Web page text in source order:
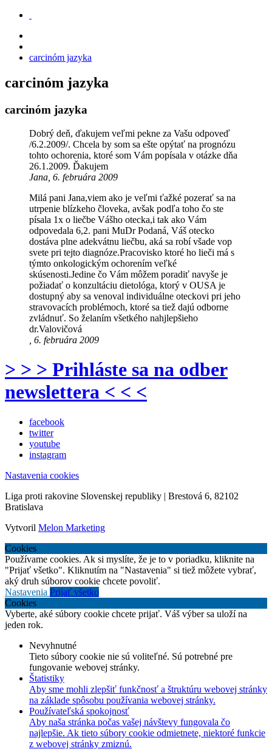
carcinóm jazyka
carcinóm jazyka
carcinóm jazyka
Dobrý deň, ďakujem veľmi pekne za Vašu odpoveď
/6.2.2009/. Chcela by som sa ešte opýtať na prognózu
tohto ochorenia, ktoré som Vám popísala v otázke dňa
26.1.2009. Ďakujem
Jana, 6. februára 2009
Milá pani Jana,viem ako je veľmi ťažké pozerať sa na
utrpenie blízkeho človeka, avšak podľa toho čo ste
písala 1x o liečbe Vášho otecka,i tak ako Vám
odpovedala 6,2. pani MuDr Podaná, Váš otecko
dostáva plne adekvátnu liečbu, aká sa robí všade vop
svete pri tejto diagnóze.Pracovisko ktoré ho lieči má s
týmto onkologickým ochorením veľké
skúsenosti.Jedine čo Vám môžem poradiť navyše je
požiadať o konzultáciu dietológa, ktorý v OUSA je
dostupný aby sa venoval individuálne oteckovi pri jeho
stravovacích problémoch, ktoré sa tiež dajú odborne
zvládnuť. So želaním všetkého nahjlepšieho
dr.Valovičová
, 6. februára 2009
> > > Prihláste sa na odber
newslettera < < <
facebook
twitter
youtube
instagram
Nastavenia cookies
Liga proti rakovine Slovenskej republiky | Brestová 6, 82102
Bratislava
Vytvoril Melon Marketing
Cookies
Používame cookies. Ak si myslíte, že je to v poriadku, kliknite na
"Prijať všetko". Kliknutím na "Nastavenia" si tiež môžete vybrať,
aký druh súborov cookie chcete povoliť.
Nastavenia Prijať všetko
Cookies
Vyberte, aké súbory cookie chcete prijať. Váš výber sa uloží na
jeden rok.
Nevyhnutné
Tieto súbory cookie nie sú voliteľné. Sú potrebné pre
fungovanie webovej stránky.
Štatistiky
Aby sme mohli zlepšiť funkčnosť a štruktúru webovej stránky
na základe spôsobu používania webovej stránky.
Používateľská spokojnosť
Aby naša stránka počas vašej návštevy fungovala čo
najlepšie. Ak tieto súbory cookie odmietnete, niektoré funkcie
z webovej stránky zmiznú.